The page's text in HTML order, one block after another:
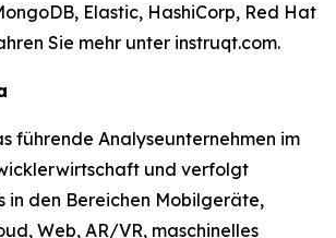
Elastic, HashiCorp, Red Hat
Sie mehr unter instruqt.com.
führende Analyseunternehmen im
und verfolgt
in den Bereichen Mobilgeräte,
Web, AR/VR, maschinelles